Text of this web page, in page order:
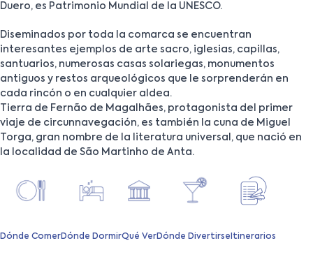
Duero, es Patrimonio Mundial de la UNESCO.
Diseminados por toda la comarca se encuentran
interesantes ejemplos de arte sacro, iglesias, capillas,
santuarios, numerosas casas solariegas, monumentos
antiguos y restos arqueológicos que le sorprenderán en
cada rincón o en cualquier aldea.
Tierra de Fernão de Magalhães, protagonista del primer
viaje de circunnavegación, es también la cuna de Miguel
Torga, gran nombre de la literatura universal, que nació en
la localidad de São Martinho de Anta.
Dónde ComerDónde DormirQué VerDónde Divertirse Itinerarios